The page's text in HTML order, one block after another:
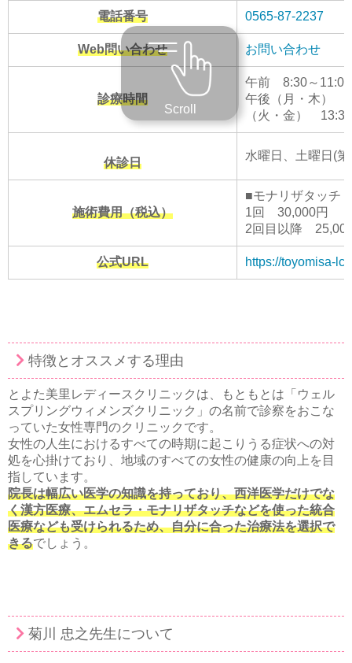
電話番号 0565-87-2237
Web問い合わせ お問い合わせ
診療時間
午前 8:30～11:00
午後（月・木）
（火・金）
休診日
水曜日、土曜日(
施術費用（税込）
■モナリザタッチ
1回 30,000円
2回目以降
公式URL https://toyomisa-
Scroll
特徴とオススメする理由
とよた美里レディースクリニックは、もともとは「ウェル
スプリングウィメンズクリニック」の名前で診察をおこな
っていた女性専門のクリニックです。
女性の人生におけるすべての時期に起こりうる症状への対
処を心掛けており、地域のすべての女性の健康の向上を目
指しています。
院長は幅広い医学の知識を持っており、西洋医学だけでな
く漢方医療、エムセラ・モナリザタッチなどを使った統合
医療なども受けられるため、自分に合った治療法を選択で
きるでしょう。
菊川 忠之先生について